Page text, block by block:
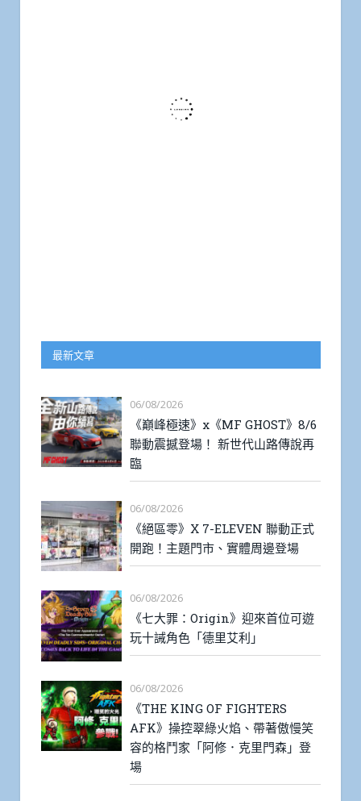
最新文章
06/08/2026
《巔峰極速》x《MF GHOST》8/6
聯動震撼登場！ 新世代山路傳說再
臨
06/08/2026
《絕區零》X 7-ELEVEN 聯動正式
開跑！主題門市、實體周邊登場
06/08/2026
《七大罪：Origin》迎來首位可遊
玩十誡角色「德里艾利」
06/08/2026
《THE KING OF FIGHTERS
AFK》操控翠綠火焰、帶著傲慢笑
容的格鬥家「阿修．克里門森」登
場